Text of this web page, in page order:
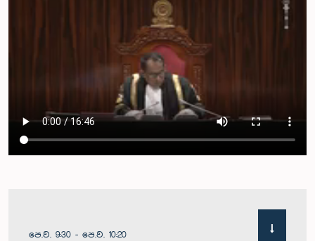
පෙ.ව. 9:30 - පෙ.ව. 10:20